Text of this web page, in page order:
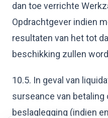
dan toe verrichte
Opdrachtgever indien
resultaten van het tot
beschikking zullen
10.5. In geval van
surseance van
beslaglegging (indien